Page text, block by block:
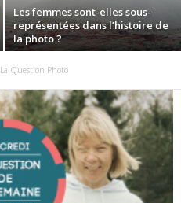
Les femmes sont-elles sous-
représentées dans l’histoire de
la photo ?
La Question Photo